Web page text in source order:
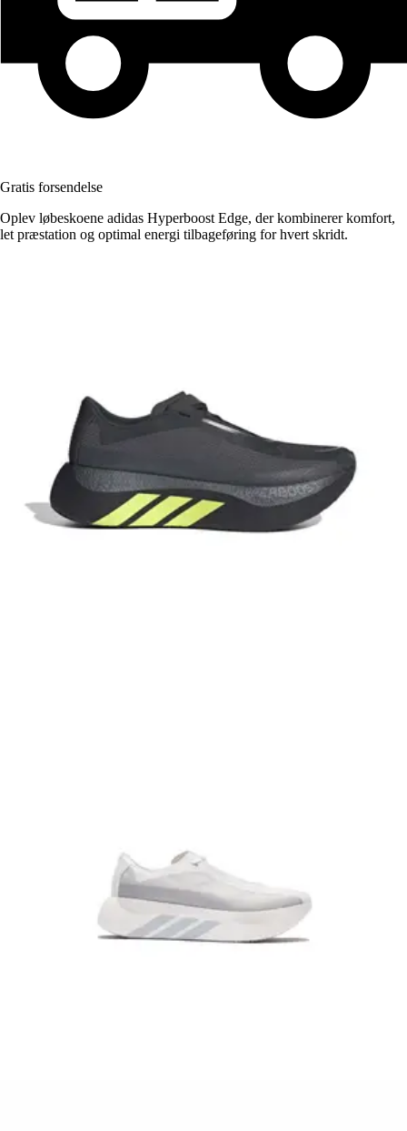
Gratis forsendelse
Oplev løbeskoene adidas Hyperboost Edge, der kombinerer komfort,
let præstation og optimal energi tilbageføring for hvert skridt.